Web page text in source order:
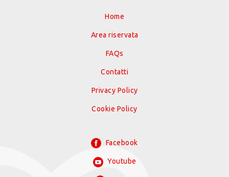
Home
Area riservata
FAQs
Contatti
Privacy Policy
Cookie Policy
Facebook
Youtube